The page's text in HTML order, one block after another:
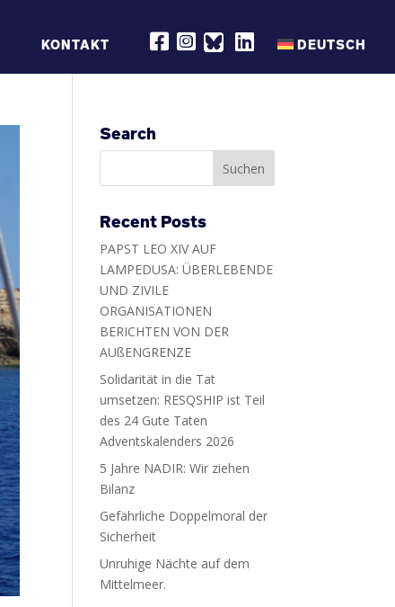
KONTAKT
R
E
Q
N
C
O
K
R
E
Q
N
S
G
A
M
R
E
Q
N
I
N
DEUTSCH
Search
Recent Posts
PAPST LEO XIV AUF
LAMPEDUSA: ÜBERLEBENDE
UND ZIVILE
ORGANISATIONEN
BERICHTEN VON DER
AUßENGRENZE
Solidarität in die Tat
umsetzen: RESQSHIP ist Teil
des 24 Gute Taten
Adventskalenders 2026
5 Jahre NADIR: Wir ziehen
Bilanz
Gefährliche Doppelmoral der
Sicherheit
Unruhige Nächte auf dem
Mittelmeer.